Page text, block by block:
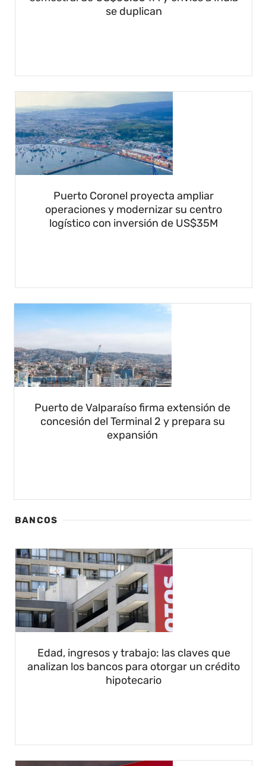
se duplican
Puerto Coronel proyecta ampliar
operaciones y modernizar su centro
logístico con inversión de US$35M
Puerto de Valparaíso firma extensión de
concesión del Terminal 2 y prepara su
expansión
BANCOS
Edad, ingresos y trabajo: las claves que
analizan los bancos para otorgar un crédito
hipotecario